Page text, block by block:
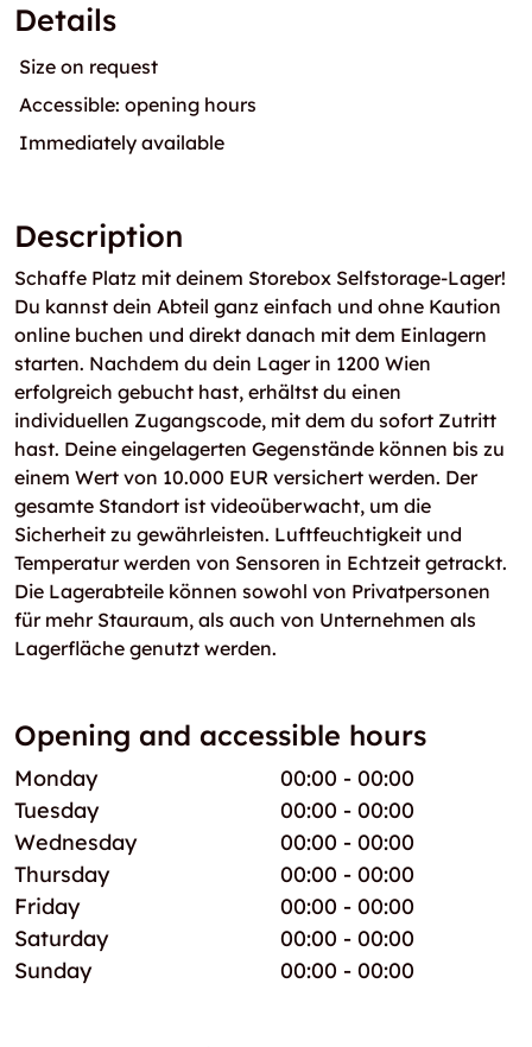
Details
Size on request
Accessible: opening hours
Immediately available
Description
Schaffe Platz mit deinem Storebox Selfstorage-Lager!
Du kannst dein Abteil ganz einfach und ohne Kaution
online buchen und direkt danach mit dem Einlagern
starten. Nachdem du dein Lager in 1200 Wien
erfolgreich gebucht hast, erhältst du einen
individuellen Zugangscode, mit dem du sofort Zutritt
hast. Deine eingelagerten Gegenstände können bis zu
einem Wert von 10.000 EUR versichert werden. Der
gesamte Standort ist videoüberwacht, um die
Sicherheit zu gewährleisten. Luftfeuchtigkeit und
Temperatur werden von Sensoren in Echtzeit getrackt.
Die Lagerabteile können sowohl von Privatpersonen
für mehr Stauraum, als auch von Unternehmen als
Lagerfläche genutzt werden.
Opening and accessible hours
Monday
00:00 - 00:00
Tuesday
00:00 - 00:00
Wednesday
00:00 - 00:00
Thursday
00:00 - 00:00
Friday
00:00 - 00:00
Saturday
00:00 - 00:00
Sunday
00:00 - 00:00